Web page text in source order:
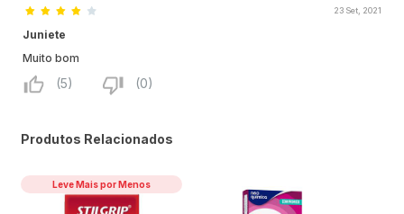
23 Set, 2021
Juniete
Muito bom
(5) (0)
Produtos Relacionados
Leve Mais por Menos